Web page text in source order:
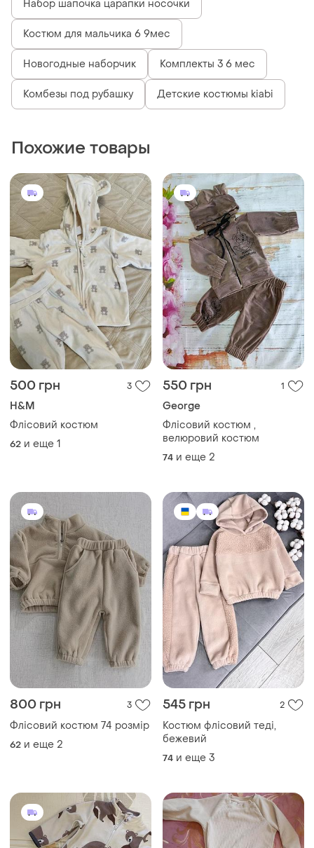
Набор шапочка царапки носочки
Костюм для мальчика 6 9мес
Новогодные наборчик Комплекты 3 6 мес
Комбезы под рубашку Детские костюмы kiabi
Похожие товары
500 грн 3
H&M
Флісовий костюм
62 и еще 1
550 грн 1
George
Флісовий костюм ,
велюровий костюм
74 и еще 2
800 грн 3
Флісовий костюм 74 розмір
62 и еще 2
545 грн 2
Костюм флісовий теді,
бежевий
74 и еще 3